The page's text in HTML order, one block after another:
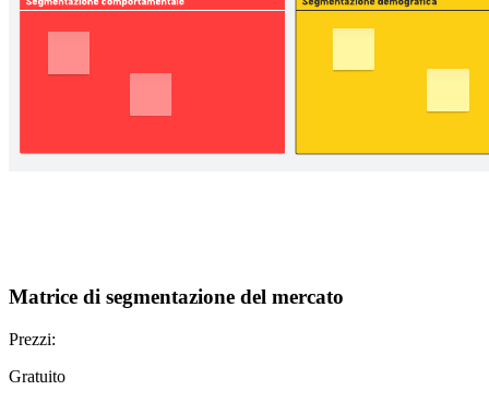
Matrice di segmentazione del mercato
Prezzi:
Gratuito